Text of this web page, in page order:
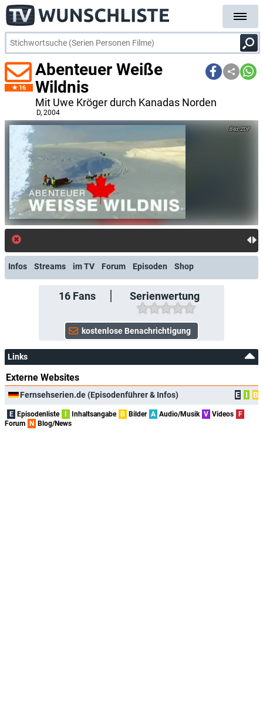
16
Abenteuer Weiße
Wildnis
Mit Uwe Kröger durch Kanadas Norden
D, 2004
ZDF
Infos Streams im TV Forum Episoden Shop
16Fans Serienwertung
Links
Externe Websites
Fernsehserien.de (Episodenführer & Infos) E I B
E Episodenliste Inhaltsangabe B Bilder A Audio/Musik V Videos
F
Forum
N Blog/News